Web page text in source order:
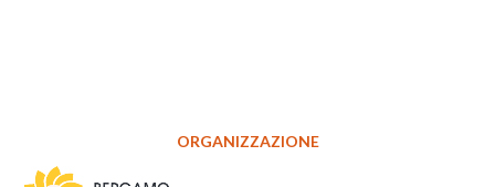
ORGANIZZAZIONE